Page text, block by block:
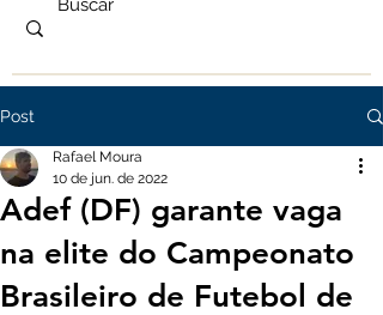
Post
Adef (DF) garante vaga
na elite do Campeonato
Brasileiro de Futebol de
Rafael Moura
10 de jun. de 2022